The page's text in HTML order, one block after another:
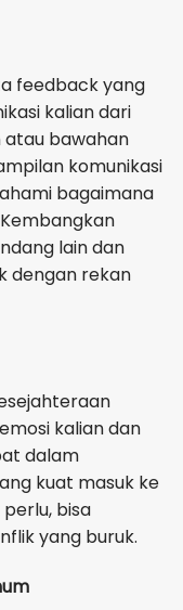
feedback yang
kalian dari
atau bawahan
komunikasi
bagaimana
lain dan
dengan rekan
kalian dan
dalam
kuat masuk ke
bisa
yang buruk.